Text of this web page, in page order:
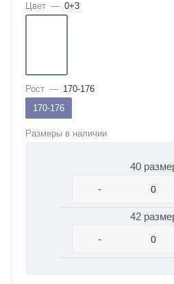
Цвет — 0+3
Рост — 170-176
170-176
Размеры в наличии
40
-
42
-